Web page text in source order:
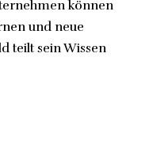
können
und neue
teilt sein Wissen